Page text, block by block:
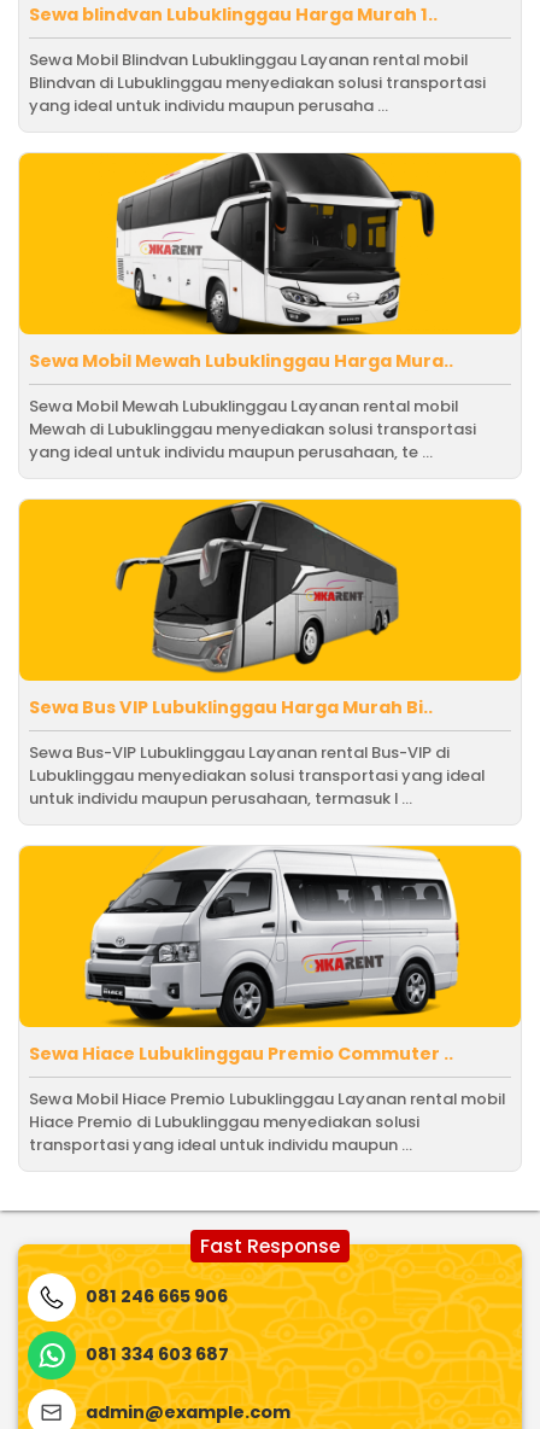
Sewa blindvan Lubuklinggau Harga Murah 1..
Sewa Mobil Blindvan Lubuklinggau Layanan rental mobil
Blindvan di Lubuklinggau menyediakan solusi transportasi
yang ideal untuk individu maupun perusaha ...
Sewa Mobil Mewah Lubuklinggau Harga Mura..
Sewa Mobil Mewah Lubuklinggau Layanan rental mobil
Mewah di Lubuklinggau menyediakan solusi transportasi
yang ideal untuk individu maupun perusahaan, te ...
Sewa Bus VIP Lubuklinggau Harga Murah Bi..
Sewa Bus-VIP Lubuklinggau Layanan rental Bus-VIP di
Lubuklinggau menyediakan solusi transportasi yang ideal
untuk individu maupun perusahaan, termasuk l ...
Sewa Hiace Lubuklinggau Premio Commuter ..
Sewa Mobil Hiace Premio Lubuklinggau Layanan rental mobil
Hiace Premio di Lubuklinggau menyediakan solusi
transportasi yang ideal untuk individu maupun ...
Fast Response
081 246 665 906
081 334 603 687
admin@example.com